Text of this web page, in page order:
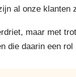
al onze
maar met
die daarin een